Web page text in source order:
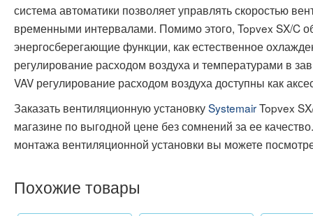
система автоматики позволяет управлять скоростью
временными интервалами. Помимо этого, Topvex SX/C
энергосберегающие функции, как естественное
регулирование расходом воздуха и температурами в
VAV регулирование расходом воздуха доступны как
Заказать вентиляционную установкуSystemairTopvex
магазине по выгодной цене без сомнений за ее
монтажа вентиляционной установки вы можете
Похожие товары